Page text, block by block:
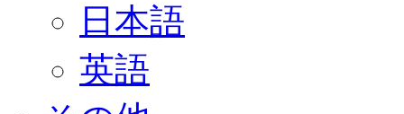
日本語
英語